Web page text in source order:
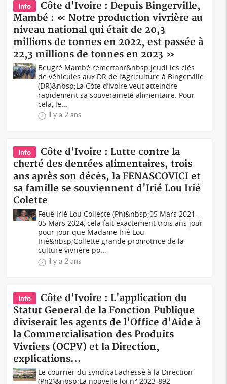
Info
Côte d'Ivoire : Depuis Bingerville,
Mambé : « Notre production vivrière au
niveau national qui était de 20,3
millions de tonnes en 2022, est passée à
22,3 millions de tonnes en 2023 »
Beugré Mambé remettant&nbsp;jeudi les clés
de véhicules aux DR de l’Agriculture à Bingerville
(DR)&nbsp;La Côte d’Ivoire veut atteindre
rapidement sa souveraineté alimentaire. Pour
cela, le...
il y a 2 ans
Info
Côte d'Ivoire : Lutte contre la
cherté des denrées alimentaires, trois
ans après son décès, la FENASCOVICI et
sa famille se souviennent d'Irié Lou Irié
Colette
Feue Irié Lou Collecte (Ph)&nbsp;05 Mars 2021 -
05 Mars 2024, cela fait exactement trois ans jour
pour jour que Madame Irié Lou
Irié&nbsp;Collette grande promotrice de la
culture vivrière po...
il y a 2 ans
Info
Côte d'Ivoire : L'application du
Statut General de la Fonction Publique
diviserait les agents de l'Office d'Aide à
la Commercialisation des Produits
Vivriers (OCPV) et la Direction,
explications...
Le courrier du syndicat adressé à la Direction
(Ph2)&nbsp;La nouvelle loi n° 2023-892